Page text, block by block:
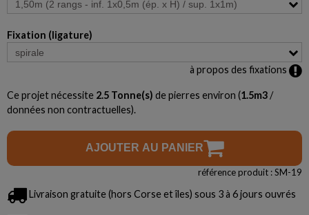
Fixation (ligature)
à propos des fixations
Ce projet nécessite 2.5 Tonne(s) de pierres environ (1.5m3 /
données non contractuelles).
AJOUTER AU PANIER
référence produit : SM-19
Livraison gratuite (hors Corse et îles) sous 3 à 6 jours ouvrés